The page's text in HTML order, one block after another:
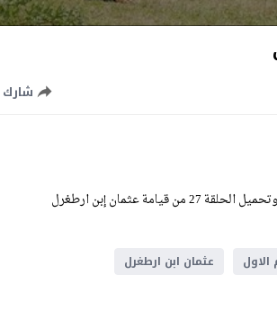
شارك
مسلسل المؤسس عثمان الحلقة 27 السابعة والعشرون والأخيرة بالعربية من قصة عشق، مشاهدة وتحميل الحلقة 27 من قيامة عثمان إبن ارطغرل
عثمان ابن ارطغرل